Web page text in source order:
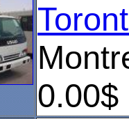
0.00$